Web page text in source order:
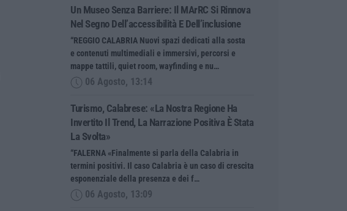
Un Museo Senza Barriere: Il MArRC Si Rinnova
Nel Segno Dell’accessibilità E Dell’inclusione
“REGGIO CALABRIA Nuovi spazi dedicati alla sosta
e contenuti multimediali e immersivi, percorsi e
mappe tattili, quiet room, wayfinding e nu…
06 Agosto, 13:14
Turismo, Calabrese: «La Nostra Regione Ha
Invertito Il Trend, La Narrazione Positiva È Stata
La Svolta»
“FALERNA «Finalmente si parla della Calabria in
termini positivi. Il caso Calabria è un caso di crescita
esponenziale della presenza e dei f…
06 Agosto, 13:09